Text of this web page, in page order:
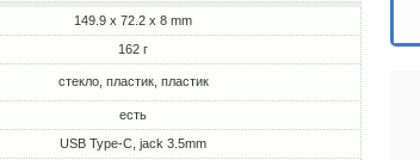
149.9 x 72.2 x 8 mm
162 г
стекло, пластик, пластик
есть
USB Type-C, jack 3.5mm